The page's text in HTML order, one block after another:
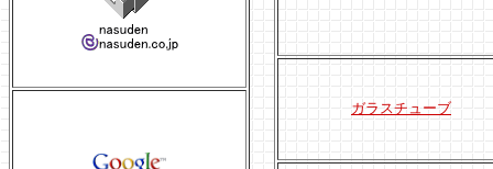
ガラスチューブ